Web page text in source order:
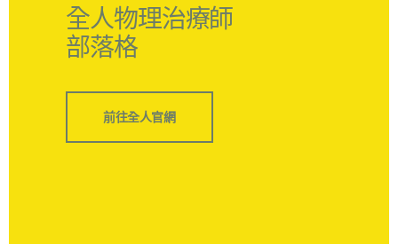
全人物理治療師
部落格
前往全人官網